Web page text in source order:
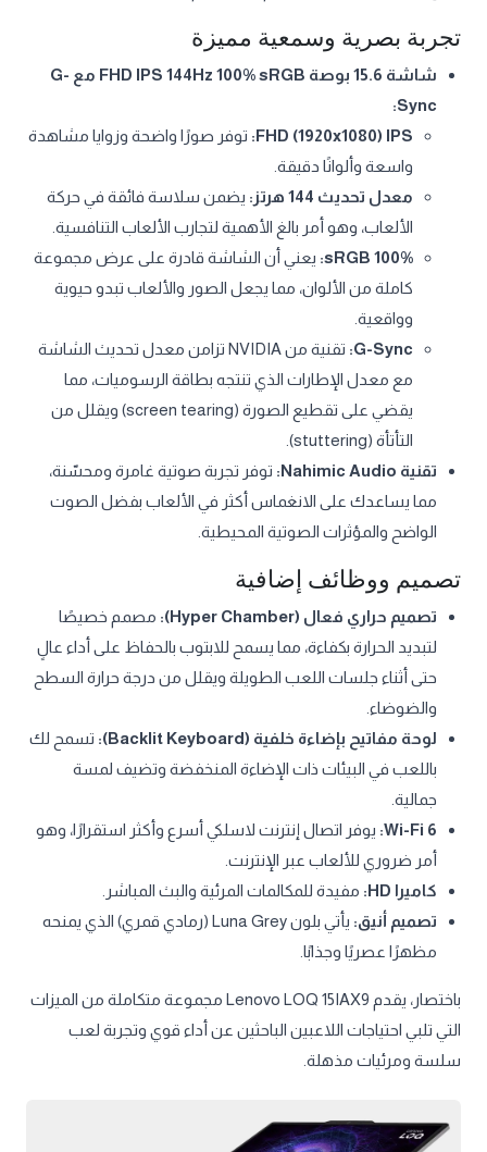
تجربة بصرية وسمعية مميزة
شاشة 15.6 بوصة FHD IPS 144Hz 100% sRGB مع G-
Sync:
FHD (1920x1080) IPS: توفر صورًا واضحة وزوايا مشاهدة
واسعة وألوانًا دقيقة.
معدل تحديث 144 هرتز:
يضمن سلاسة فائقة في حركة
الألعاب، وهو أمر بالغ الأهمية لتجارب الألعاب التنافسية.
100% sRGB:
يعني أن الشاشة قادرة على عرض مجموعة
كاملة من الألوان، مما يجعل الصور والألعاب تبدو حيوية
وواقعية.
G-Sync:
تقنية من NVIDIA تزامن معدل تحديث الشاشة
مع معدل الإطارات الذي تنتجه بطاقة الرسوميات، مما
يقضي على تقطيع الصورة (screen tearing) ويقلل من
التأتأة (stuttering).
تقنية Nahimic Audio:
توفر تجربة صوتية غامرة ومحسّنة،
مما يساعدك على الانغماس أكثر في الألعاب بفضل الصوت
الواضح والمؤثرات الصوتية المحيطية.
تصميم ووظائف إضافية
تصميم حراري فعال (Hyper Chamber):
مصمم خصيصًا
لتبديد الحرارة بكفاءة، مما يسمح للابتوب بالحفاظ على أداء عالٍ
حتى أثناء جلسات اللعب الطويلة ويقلل من درجة حرارة السطح
والضوضاء.
لوحة مفاتيح بإضاءة خلفية (Backlit Keyboard):
تسمح لك
باللعب في البيئات ذات الإضاءة المنخفضة وتضيف لمسة
جمالية.
Wi-Fi 6: يوفر اتصال إنترنت لاسلكي أسرع وأكثر استقرارًا، وهو
أمر ضروري للألعاب عبر الإنترنت.
كاميرا HD:
مفيدة للمكالمات المرئية والبث المباشر.
تصميم أنيق:
يأتي بلون Luna Grey (رمادي قمري) الذي يمنحه
مظهرًا عصريًا وجذابًا.
باختصار، يقدم Lenovo LOQ 15IAX9 مجموعة متكاملة من الميزات
التي تلبي احتياجات اللاعبين الباحثين عن أداء قوي وتجربة لعب
سلسة ومرئيات مذهلة.